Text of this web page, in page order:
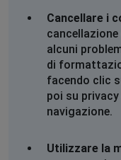
Lorenzo
Capannori,
Non funziona ne
Lorenzo
Non funziona ne
Cancellare i
alcuni
di
facendo clic
poi su
navigazione.
Utilizzare la